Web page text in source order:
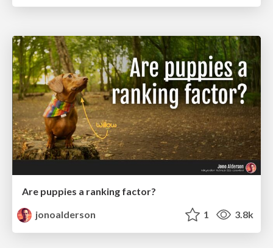
Are puppies a ranking factor?
jonoalderson
1 3.8k